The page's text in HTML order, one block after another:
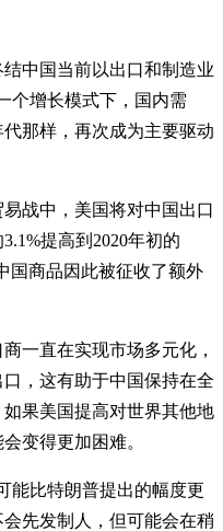
中国当前以出口和制造业
个增长模式下，国内需
那样，再次成为主要驱动
战中，美国将对中国出口
提高到2020年初的
国商品因此被征收了额外
一直在实现市场多元化，
，这有助于中国保持在全
果美国提高对世界其他地
变得更加困难。
能比特朗普提出的幅度更
先发制人，但可能会在稍